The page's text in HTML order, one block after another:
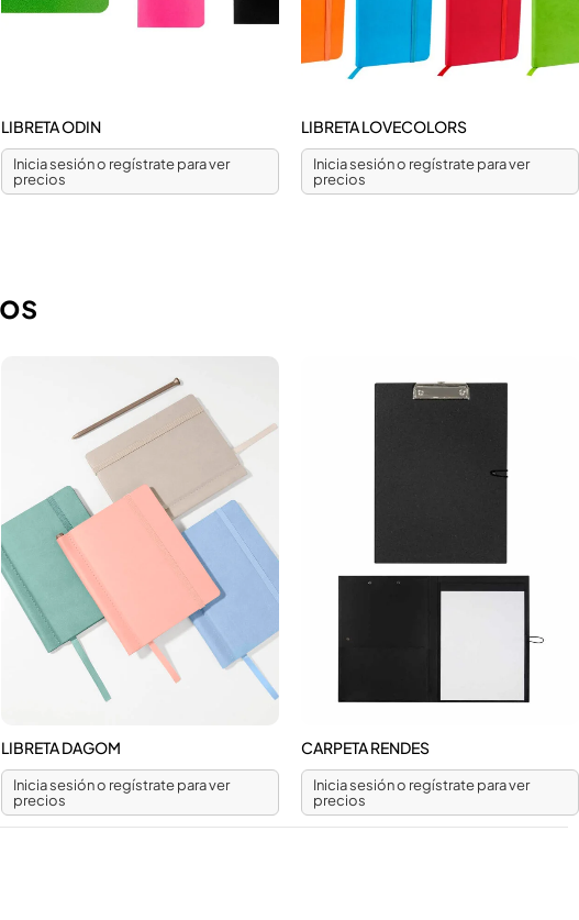
LIBRETA ODIN
Inicia sesión o regístrate para ver
precios
LIBRETA LOVECOLORS
Inicia sesión o regístrate para ver
precios
LIBRETA DAGOM
Inicia sesión o regístrate para ver
precios
CARPETA RENDES
Inicia sesión o regístrate para ver
precios